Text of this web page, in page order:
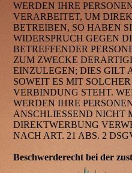
WERDEN IHRE
VERARBEITET, UM
BETREIBEN, SO HABEN
WIDERSPRUCH GEGEN
BETREFFENDER
ZUM ZWECKE
EINZULEGEN; DIES GILT
SOWEIT ES MIT
VERBINDUNG STEHT.
WERDEN IHRE
ANSCHLIESSEND NICHT
DIREKTWERBUNG
NACH ART. 21 ABS. 2
Beschwerderecht bei der